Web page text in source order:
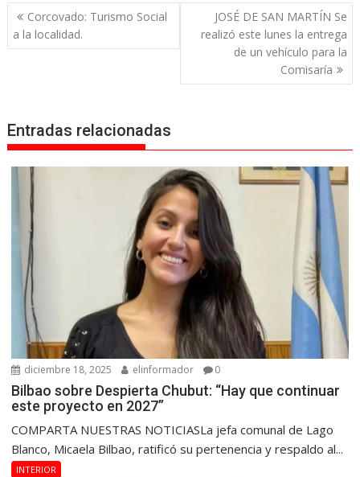
Navegación
de
entradas
Corcovado: Turismo Social
a la localidad.
JOSÉ DE SAN MARTÍN Se
realizó este lunes la entrega
de un vehículo para la
Comisaría
Entradas relacionadas
diciembre 18, 2025 elinformador 0
Bilbao sobre Despierta Chubut: “Hay que continuar
este proyecto en 2027”
COMPARTA NUESTRAS NOTICIASLa jefa comunal de Lago
Blanco, Micaela Bilbao, ratificó su pertenencia y respaldo al...
INTERIOR